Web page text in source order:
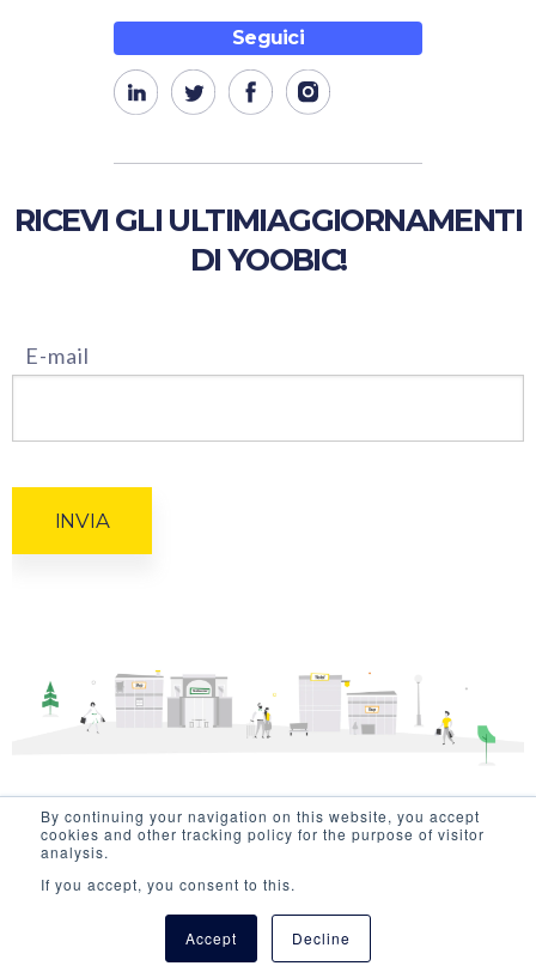
By continuing your navigation on this website, you accept
cookies and other tracking policy for the purpose of visitor
analysis.
If you accept, you consent to this.
Accept Decline
Seguici
RICEVI GLI ULTIMIAGGIORNAMENTI
DI YOOBIC!
E-mail